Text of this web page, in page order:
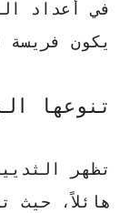
في أعداد
يكون فريسة
تنوعها
تظهر
هائلاً، حيث